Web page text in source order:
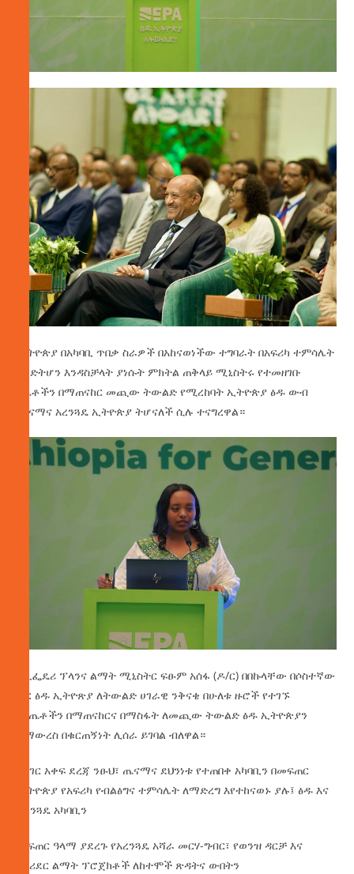
ኢትዮጵያ በአካባቢ ጥበቃ ስራዎች በአከናወነችው ተግባራት በአፍሪካ ተምሳሌት
እንድትሆን እንዳስቻላት ያነሱት ምክትል ጠቅላይ ሚኒስትሩ የተመዘገቡ
ስኬቶችን በማጠናከር መጪው ትውልድ የሚረከባት ኢትዮጵያ ፅዱ ውብ
ጤናማና አረንጓዴ ኢትዮጵያ ትሆናለች ሲሉ ተናግረዋል።
የኢፌዴሪ ፕላንና ልማት ሚኒስትር ፍፁም አሰፋ (ዶ/ር) በበኩላቸው በሶስተኛው
ዙር ፅዱ ኢትዮጽያ ለትውልድ ሀገራዊ ንቅናቄ በሁለቱ ዙሮች የተገኙ
ውጤቶችን በማጠናከርና በማስፋት ለመጪው ትውልድ ፅዱ ኢትዮጵያን
ለማውረስ በቁርጠኝነት ሊሰራ ይገባል ብለዋል።
በአገር አቀፍ ደረጃ ንፁህ፣ ጤናማና ደህንነቱ የተጠበቀ አካባቢን በመፍጠር
ኢትዮጵያ የአፍሪካ የብልፅግና ተምሳሌት ለማድረግ እየተከናወኑ ያሉ፤ ፅዱ እና
አረንጓዴ አካባቢን
መፍጠር ዓላማ ያደረጉ የአረንጓዴ አሻራ መርሃ-ግብር፣ የወንዝ ዳርቻ እና
የኮሪደር ልማት ፕሮጀክቶች ለከተሞች ጽዳትና ውበትን